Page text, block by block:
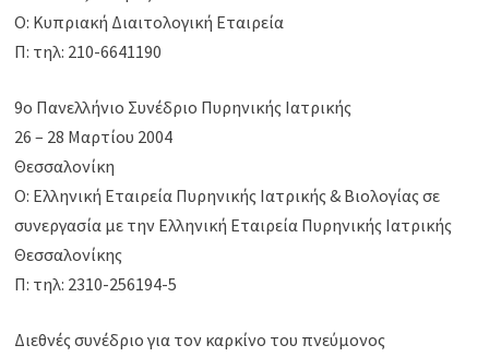
Ο: Κυπριακή Διαιτολογική Εταιρεία
Π: τηλ: 210-6641190
9ο Πανελλήνιο Συνέδριο Πυρηνικής Ιατρικής
26 – 28 Μαρτίου 2004
Θεσσαλονίκη
Ο: Ελληνική Εταιρεία Πυρηνικής Ιατρικής & Βιολογίας σε
συνεργασία με την Ελληνική Εταιρεία Πυρηνικής Ιατρικής
Θεσσαλονίκης
Π: τηλ: 2310-256194-5
Διεθνές συνέδριο για τον καρκίνο του πνεύμονος